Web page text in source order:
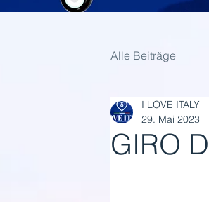
Alle Beiträge
GIRO
I LOVE ITALY
29. Mai 2023